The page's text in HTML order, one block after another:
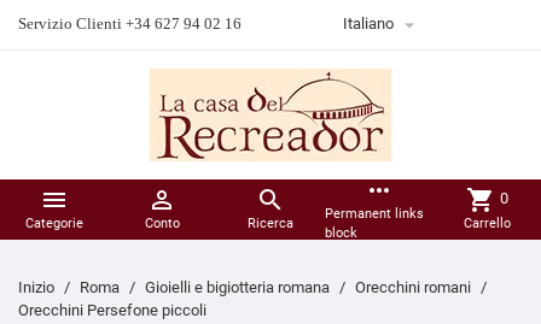
Servizio Clienti +34 627 94 02 16 Italiano 

Categorie

Conto

Ricerca
more_horiz
Permanent links
block
shopping_cart 0
Carrello
Inizio Roma Gioielli e bigiotteria romana
Orecchini romani
Orecchini Persefone piccoli